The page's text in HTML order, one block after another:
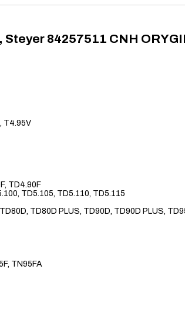
84257511 CNH
T4.95V
TD4.90F
TD5.105, TD5.110, TD5.115
TD80D PLUS, TD90D, TD90D PLUS,
TN95FA